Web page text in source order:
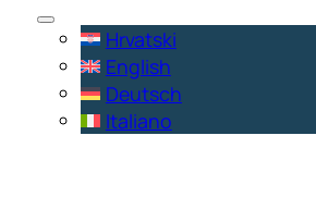
Hrvatski
English
Deutsch
Italiano